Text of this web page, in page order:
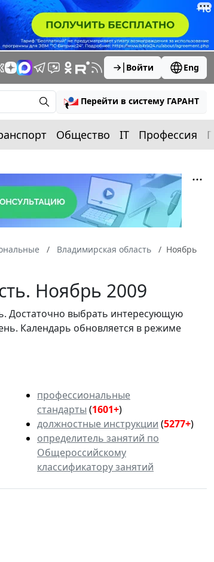
Войти Eng
Перейти в систему ГАРАНТ
Общество IT Профессия
Владимирская область
Ноябрь
Ноябрь 2009
Достаточно выбрать интересующую
Календарь обновляется в режиме
профессиональные
стандарты (1601+)
должностные инструкции (5277+)
определитель занятий по
Общероссийскому
классификатору занятий